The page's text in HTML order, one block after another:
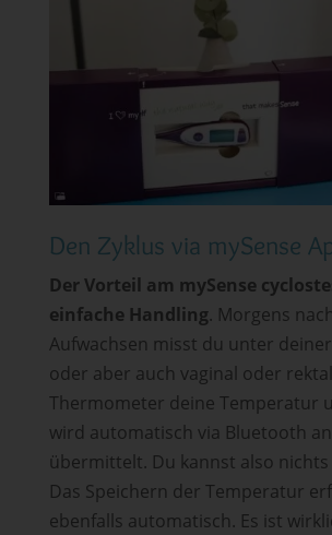
Den Zyklus via mySense
Der Vorteil am mySense
einfache Handling. Morgens
Aufwachsen misst du unter
oder aber auch vaginal oder
Thermometer deine Temperatur
wird automatisch via Bluetooth
übermittelt. Du kannst also nichts
Das Speichern der Temperatur
ebenfalls automatisch. Es ist